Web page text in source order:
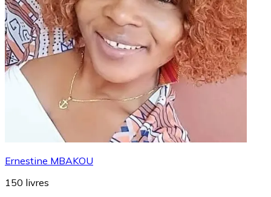
Ernestine MBAKOU
150 livres